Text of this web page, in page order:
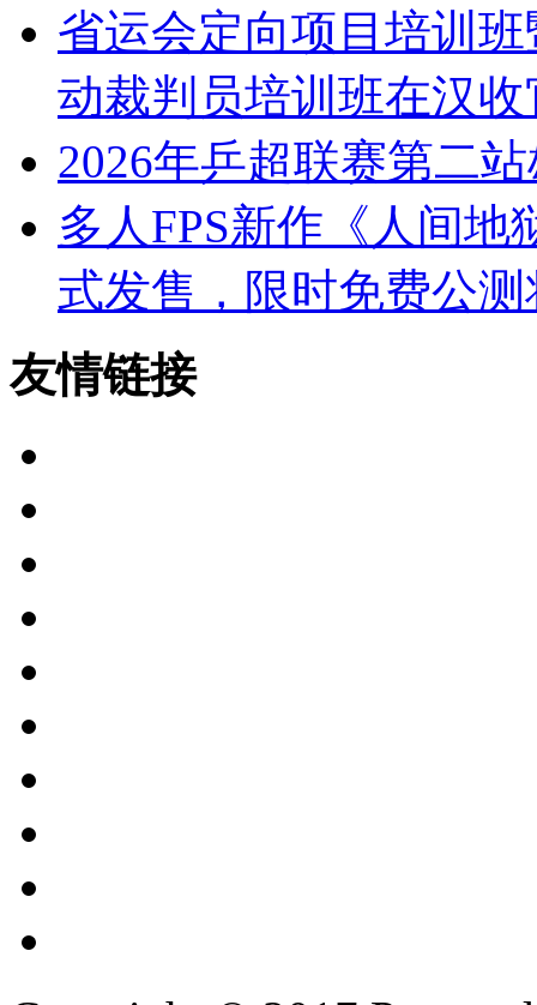
省运会定向项目培训
动裁判员培训班在汉收
2026年乒超联赛第二
多人FPS新作《人间
式发售，限时免费公
友情链接